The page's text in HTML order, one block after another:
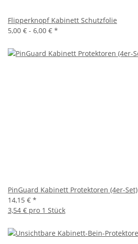
Flipperknopf Kabinett Schutzfolie
5,00 € - 6,00 € *
PinGuard Kabinett Protektoren (4er-Set)
14,15 € *
3,54 € pro 1 Stück